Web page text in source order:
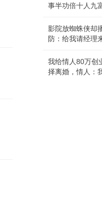
事半功倍十人九
影院放蜘蛛侠却
防：给我请经理
我给情人80万创
择离婚，情人：